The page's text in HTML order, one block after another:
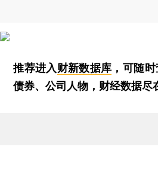
推荐进入财新数据库 ，可随
债券、公司人物，财经数据尽